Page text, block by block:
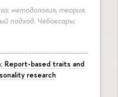
методология, теория,
подход. Чебоксары:
Report-based traits and
research